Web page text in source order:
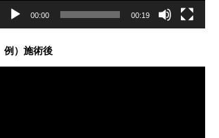
00:00 00:19
例）施術後